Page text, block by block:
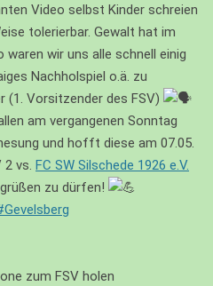
Video selbst Kinder schreien
tolerierbar. Gewalt hat im
wir uns alle schnell einig
Nachholspiel o.ä. zu
(1. Vorsitzender des FSV)
am vergangenen Sonntag
und hofft diese am 07.05.
2 vs. FC SW Silschede 1926 e.V.
zu dürfen!
zum FSV holen